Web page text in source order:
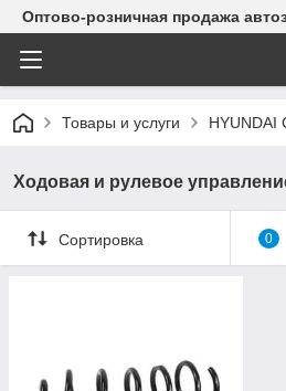
Оптово-розничная продажа
Товары и услуги HYUNDAI
Ходовая и рулевое
Сортировка 0